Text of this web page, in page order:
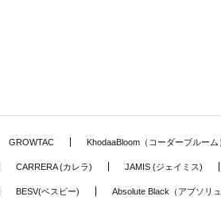
GROWTAC KhodaaBloom（コーダーブルーム
CARRERA (カレラ) JAMIS (ジェイミス)
BESV(ベスビー) Absolute Black（アブソリ